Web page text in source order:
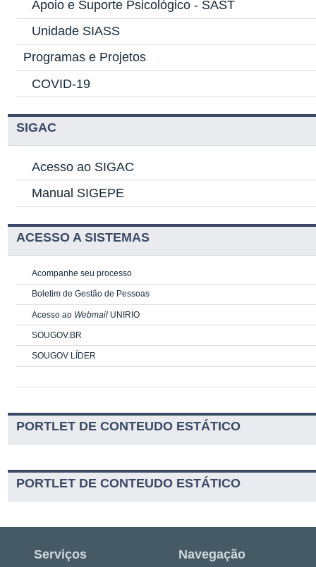
Apoio e Suporte Psicológico - SAST
Unidade SIASS
Programas e Projetos
COVID-19
SIGAC
Acesso ao SIGAC
Manual SIGEPE
ACESSO A SISTEMAS
Acompanhe seu processo
Boletim de Gestão de Pessoas
Acesso ao Webmail UNIRIO
SOUGOV.BR
SOUGOV LÍDER
PORTLET DE CONTEUDO ESTÁTICO
PORTLET DE CONTEUDO ESTÁTICO
Serviços Navegação